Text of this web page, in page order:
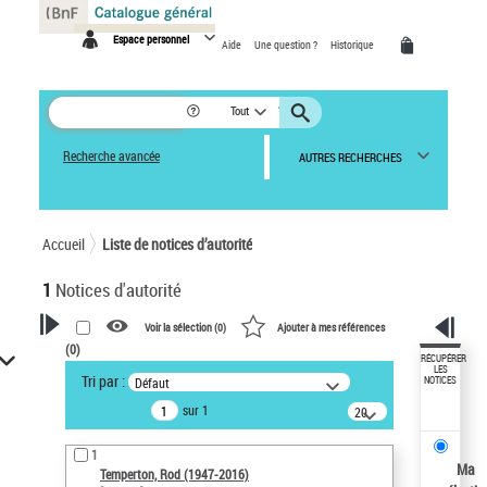
Espace personnel Aide Une question ? Historique
Tout
Recherche avancée AUTRES RECHERCHES
Accueil Liste de notices d’autorité
1 Notices d'autorité
VOTRE RECHERCHE
Recherche avancée dans les
notices d’autorité
Œuvres liées à l'auteur :
Temperton, Rod (1947-2016)
Voir la sélection (0) Ajouter à mes références
(0)
Tri par : Défaut
sur 1
20
résultats/page
1
Temperton, Rod (1947-2016)
RÉCUPÉRER
LES
NOTICES
Ma
Panneau de gestion des cookies